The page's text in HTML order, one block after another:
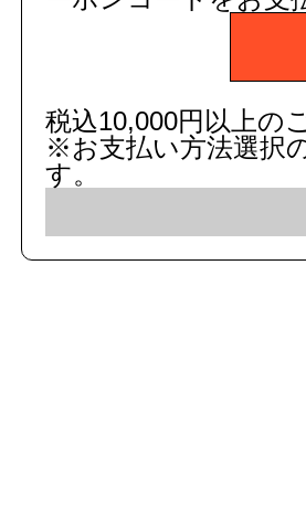
c 2015
表示モ
税込10,000円以上の
※お支払い方法選択
す。